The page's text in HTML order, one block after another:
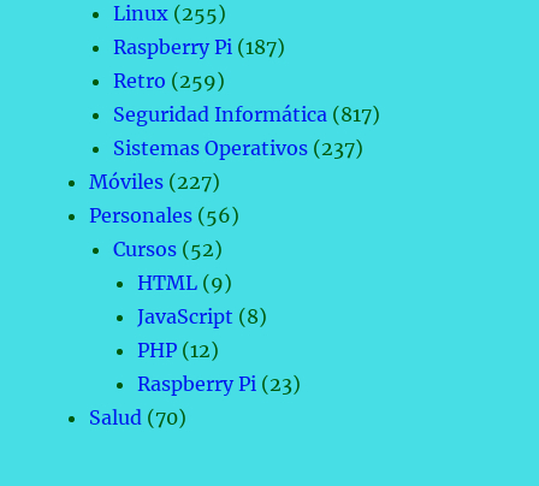
Linux (255)
Raspberry Pi (187)
Retro (259)
Seguridad Informática (817)
Sistemas Operativos (237)
Móviles (227)
Personales (56)
Cursos (52)
HTML (9)
JavaScript (8)
PHP (12)
Raspberry Pi (23)
Salud (70)